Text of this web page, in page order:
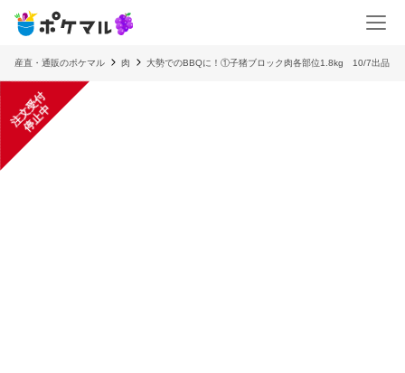
産直・通販のポケマル 肉 大勢でのBBQに！①子猪ブロック肉各部位1.8kg 10/7出品
注
文
受
付
停
止
中